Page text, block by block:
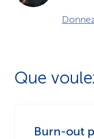
Que
Burn-out